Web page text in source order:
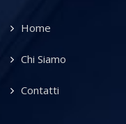
Home
Chi Siamo
Contatti